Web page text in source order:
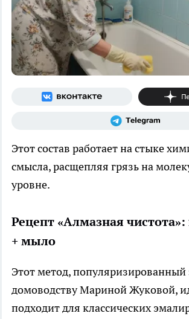
Этот состав работает на стыке
смысла, расщепляя грязь на
уровне.
Рецепт «Алмазная
+ мыло
Этот метод, популяризированный
домоводству Мариной Жуковой,
подходит для классических